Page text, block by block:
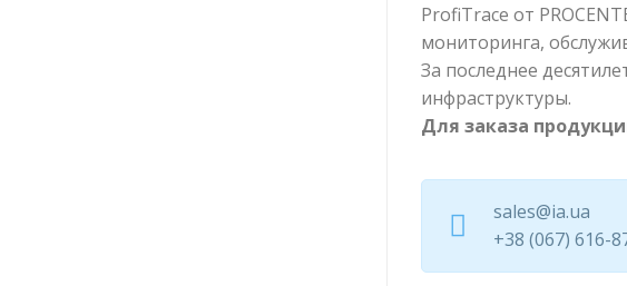
ProfiTrace от
мониторинга,
За последнее
инфраструктуры.
Для заказа
sales@ia.ua
+38 (067) 616-